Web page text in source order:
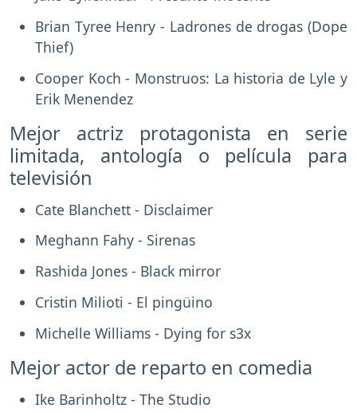
Brian Tyree Henry - Ladrones de drogas (Dope
Thief)
Cooper Koch - Monstruos: La historia de Lyle y
Erik Menendez
Mejor actriz protagonista en serie
limitada, antología o película para
televisión
Cate Blanchett - Disclaimer
Meghann Fahy - Sirenas
Rashida Jones - Black mirror
Cristin Milioti - El pingüino
Michelle Williams - Dying for s3x
Mejor actor de reparto en comedia
Ike Barinholtz - The Studio